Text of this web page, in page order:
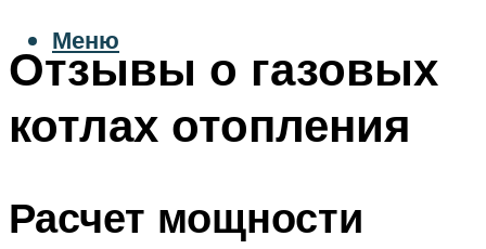
Меню
Отзывы о газовых
котлах отопления
Расчет мощности